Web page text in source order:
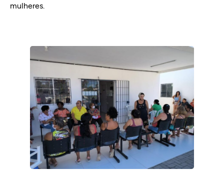
mulheres.